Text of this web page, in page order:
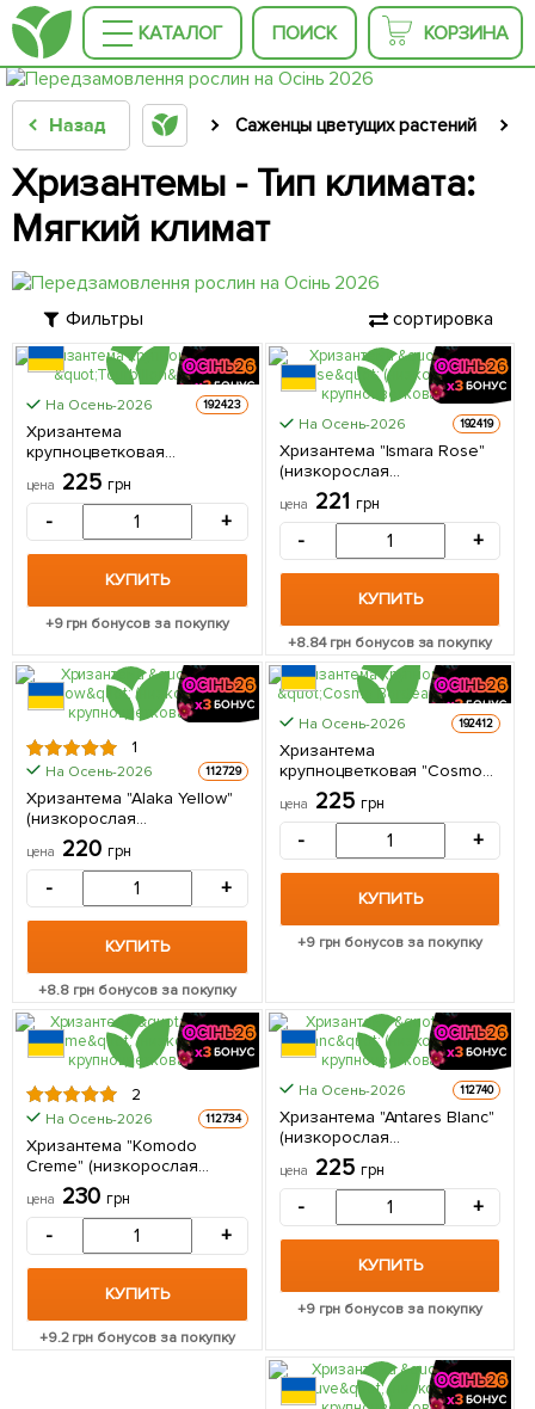
КАТАЛОГ ПОИСК КОРЗИНА
Назад Саженцы цветущих растений
Хризантемы - Тип климата:
Мягкий климат
Фильтры сортировка
На Осень-2026 192423
Хризантема
крупноцветковая
"Tourbillon" 1 саженец в
упаковке
цена 225 грн
- +
КУПИТЬ
+9грн бонусов за покупку
На Осень-2026 192419
Хризантема "Ismara Rose"
(низкорослая
крупноцветковая) 1
саженец в упаковке
цена 221 грн
- +
КУПИТЬ
+8.84грн бонусов за покупку
1
На Осень-2026 112729
Хризантема "Alaka Yellow"
(низкорослая
крупноцветковая) 1
саженец в упаковке
цена 220 грн
- +
КУПИТЬ
+8.8 грн бонусов за покупку
На Осень-2026 192412
Хризантема
крупноцветковая "Cosmo
Bordeaux" 1 саженец в
упаковке
цена 225 грн
- +
КУПИТЬ
+9 грн бонусов за покупку
2
На Осень-2026 112734
Хризантема "Komodo
Creme" (низкорослая
крупноцветковая) 1
саженец в упаковке
цена 230 грн
- +
КУПИТЬ
+9.2грн бонусов за покупку
На Осень-2026 112740
Хризантема "Antares Blanc"
(низкорослая
крупноцветковая) 1
саженец в упаковке
цена 225 грн
- +
КУПИТЬ
+9 грн бонусов за покупку